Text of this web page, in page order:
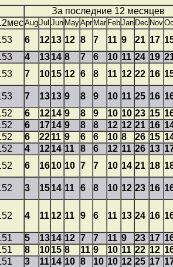
За последние 12 месяцев
AugJul Jun MayApr Mar FebJan Dec Nov
6 1213 12 8 7 11 9 21 17
4 1314 8 7 6 10 11 24 19
7 1015 12 6 8 11 12 22 16
7 1313 9 8 9 10 11 25 16
6 1214 9 8 9 10 10 23 15
6 1714 9 8 8 12 12 21 16
6 2211 9 6 6 10 8 26 15
4 1214 11 8 6 12 11 26 13
6 1610 10 7 7 10 14 21 18
3 1514 11 6 8 10 12 23 16
4 11 12 11 9 6 11 13 24 16
5 1314 12 7 7 11 9 23 17
8 1015 8 11 9 10 11 22 12
3 11 14 10 8 10 10 12 25 17